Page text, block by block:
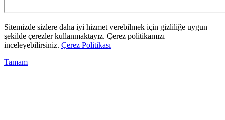
Sitemizde sizlere daha iyi hizmet verebilmek için gizliliğe uygun
şekilde çerezler kullanmaktayız. Çerez politikamızı
inceleyebilirsiniz. Çerez Politikası
Tamam